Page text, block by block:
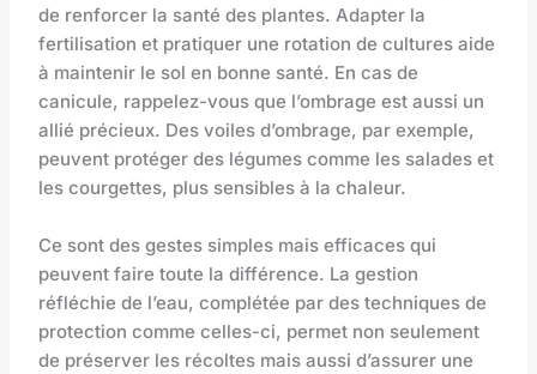
de renforcer la santé des plantes. Adapter la
fertilisation et pratiquer une rotation de cultures aide
à maintenir le sol en bonne santé. En cas de
canicule, rappelez-vous que l’ombrage est aussi un
allié précieux. Des voiles d’ombrage, par exemple,
peuvent protéger des légumes comme les salades et
les courgettes, plus sensibles à la chaleur.
Ce sont des gestes simples mais efficaces qui
peuvent faire toute la différence. La gestion
réfléchie de l’eau, complétée par des techniques de
protection comme celles-ci, permet non seulement
de préserver les récoltes mais aussi d’assurer une